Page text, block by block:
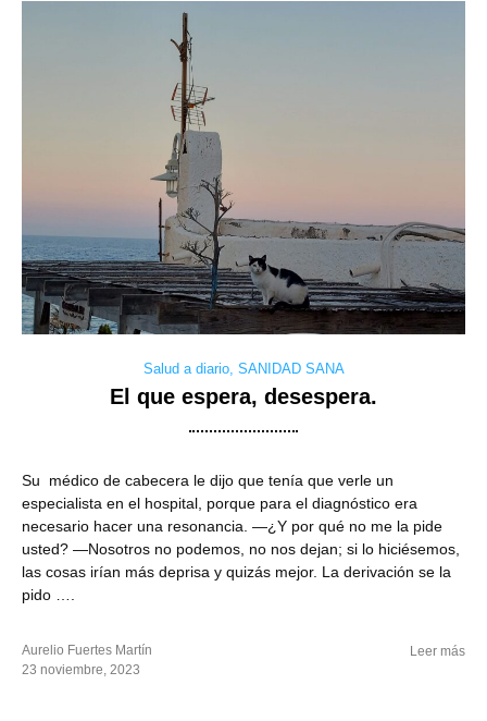
Salud a diario, SANIDAD SANA
El que espera, desespera.
Su médico de cabecera le dijo que tenía que verle un
especialista en el hospital, porque para el diagnóstico era
necesario hacer una resonancia. —¿Y por qué no me la pide
usted? —Nosotros no podemos, no nos dejan; si lo hiciésemos,
las cosas irían más deprisa y quizás mejor. La derivación se la
pido ….
Aurelio Fuertes Martín
23 noviembre, 2023
Leer más